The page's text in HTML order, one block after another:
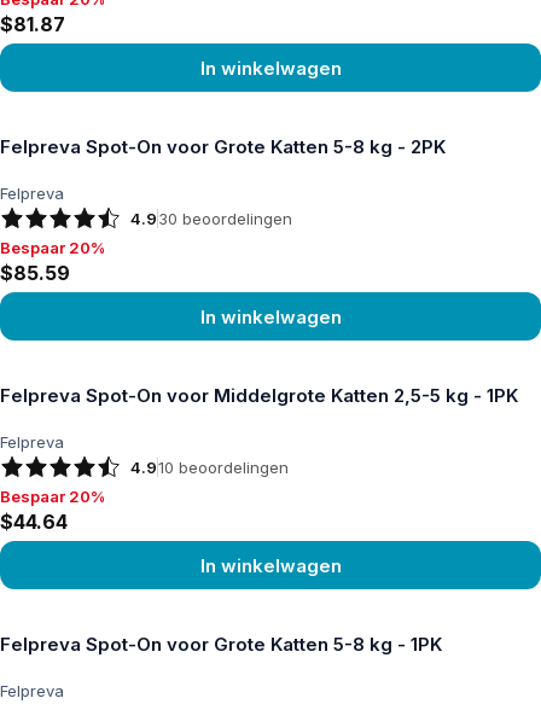
$81.87
In winkelwagen
Felpreva Spot-On voor Grote Katten 5-8 kg - 2PK
Felpreva
4.930 beoordelingen
Bespaar 20%, $85.59
Bespaar 20%
$85.59
In winkelwagen
Felpreva Spot-On voor Middelgrote Katten 2,5-5 kg - 1PK
Felpreva
4.910 beoordelingen
Bespaar 20%, $44.64
Bespaar 20%
$44.64
In winkelwagen
Felpreva Spot-On voor Grote Katten 5-8 kg - 1PK
Felpreva